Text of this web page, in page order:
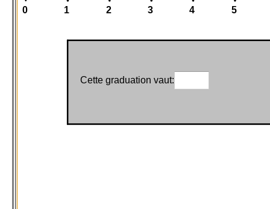
Cette graduation vaut: